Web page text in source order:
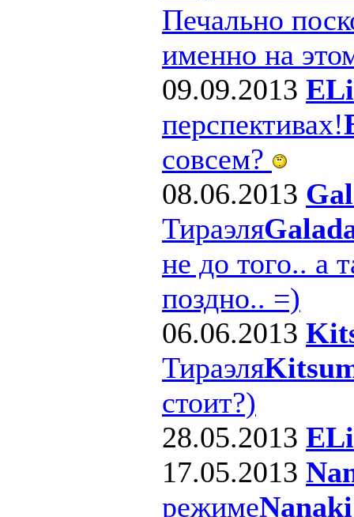
Печально
именно на
09.09.2013 ELi
перспективах!
совсем?
08.06.2013
Тираэля
не до того.. а
поздно.. =)
06.06.2013
Тираэля
стоит?)
28.05.2013 ELi
17.05.2013
режиме